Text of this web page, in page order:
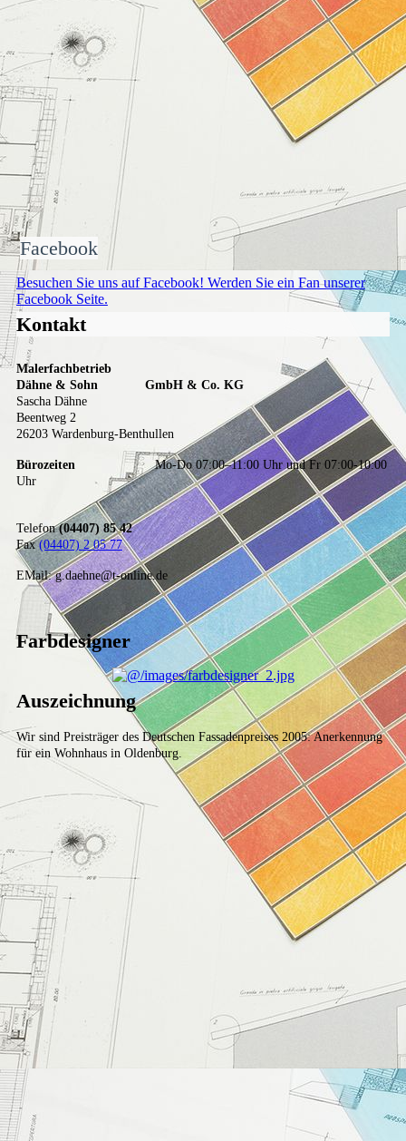
Facebook
Besuchen Sie uns auf Facebook! Werden Sie ein Fan unserer
Facebook Seite.
Kontakt
Malerfachbetrieb
Dähne & Sohn GmbH & Co. KG
Sascha Dähne
Beentweg 2
26203 Wardenburg-Benthullen
Bürozeiten Mo-Do 07:00–11:00 Uhr und Fr 07:00-10:00
Uhr
Telefon(04407) 85 42
Fax(04407) 2 05 77
EMail: g.daehne@t-online.de
Farbdesigner
Auszeichnung
Wir sind Preisträger des Deutschen Fassadenpreises 2005: Anerkennung
für ein Wohnhaus in Oldenburg.